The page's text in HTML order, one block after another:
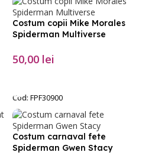
Costum copii Mike Morales
Spiderman Multiverse
50,00 lei
Cod: FPF30900
Costum carnaval fete
Spiderman Gwen Stacy